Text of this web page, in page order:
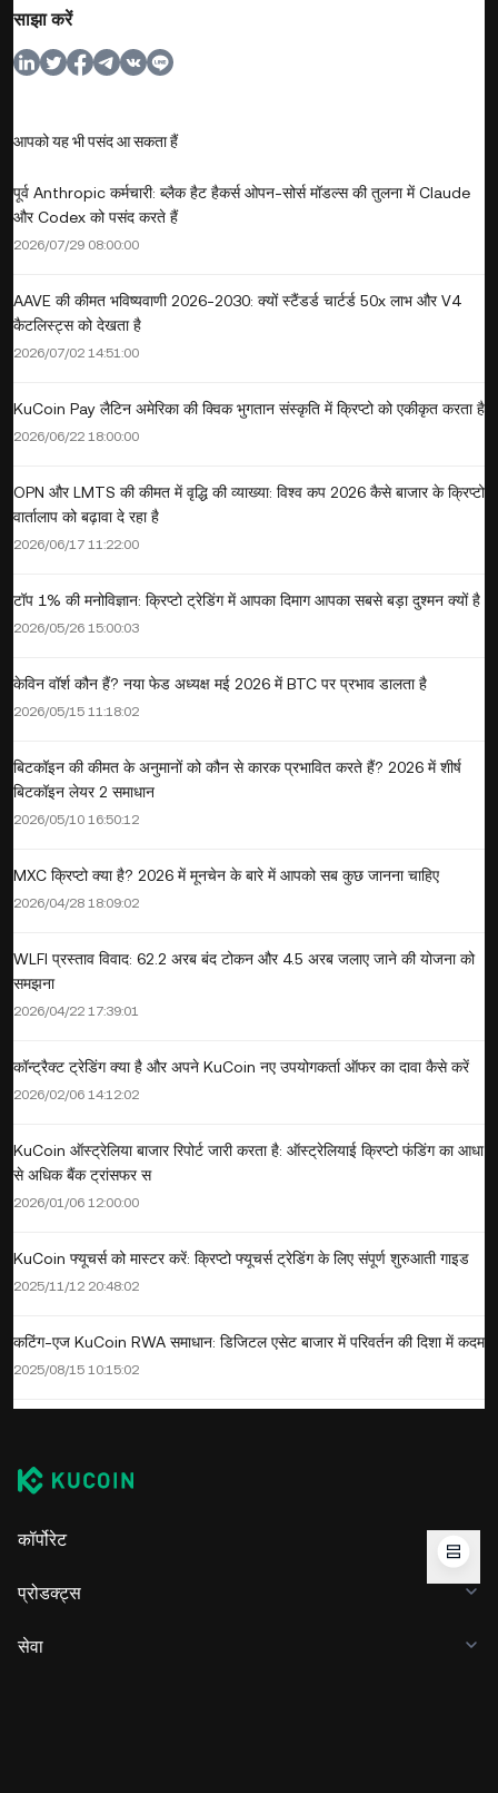
साझा करें
आपको यह भी पसंद आ सकता हैं
पूर्व Anthropic कर्मचारी: ब्लैक हैट हैकर्स ओपन-सोर्स मॉडल्स की तुलना में Claude
और Codex को पसंद करते हैं
2026/07/29 08:00:00
AAVE की कीमत भविष्यवाणी 2026-2030: क्यों स्टैंडर्ड चार्टर्ड 50x लाभ और V4
कैटलिस्ट्स को देखता है
2026/07/02 14:51:00
KuCoin Pay लैटिन अमेरिका की क्विक भुगतान संस्कृति में क्रिप्टो को एकीकृत करता है
2026/06/22 18:00:00
OPN और LMTS की कीमत में वृद्धि की व्याख्या: विश्व कप 2026 कैसे बाजार के क्रिप्टो
वार्तालाप को बढ़ावा दे रहा है
2026/06/17 11:22:00
टॉप 1% की मनोविज्ञान: क्रिप्टो ट्रेडिंग में आपका दिमाग आपका सबसे बड़ा दुश्मन क्यों है
2026/05/26 15:00:03
केविन वॉर्श कौन हैं? नया फेड अध्यक्ष मई 2026 में BTC पर प्रभाव डालता है
2026/05/15 11:18:02
बिटकॉइन की कीमत के अनुमानों को कौन से कारक प्रभावित करते हैं? 2026 में शीर्ष
बिटकॉइन लेयर 2 समाधान
2026/05/10 16:50:12
MXC क्रिप्टो क्या है? 2026 में मूनचेन के बारे में आपको सब कुछ जानना चाहिए
2026/04/28 18:09:02
WLFI प्रस्ताव विवाद: 62.2 अरब बंद टोकन और 4.5 अरब जलाए जाने की योजना को
समझना
2026/04/22 17:39:01
कॉन्ट्रैक्ट ट्रेडिंग क्या है और अपने KuCoin नए उपयोगकर्ता ऑफर का दावा कैसे करें
2026/02/06 14:12:02
KuCoin ऑस्ट्रेलिया बाजार रिपोर्ट जारी करता है: ऑस्ट्रेलियाई क्रिप्टो फंडिंग का आधा
से अधिक बैंक ट्रांसफर स
2026/01/06 12:00:00
KuCoin फ्यूचर्स को मास्टर करें: क्रिप्टो फ्यूचर्स ट्रेडिंग के लिए संपूर्ण शुरुआती गाइड
2025/11/12 20:48:02
कटिंग-एज KuCoin RWA समाधान: डिजिटल एसेट बाजार में परिवर्तन की दिशा में कदम
2025/08/15 10:15:02
कॉर्पोरेट
प्रोडक्ट्स
सेवा